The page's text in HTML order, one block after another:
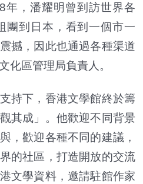
，潘耀明曾到訪世界各
團到日本，看到一個市一
撼，因此也通過各種渠道
化區管理局負責人。
持下，香港文學館終於籌
其成」。他歡迎不同背景
，歡迎各種不同的建議，
的社區，打造開放的交流
文學資料，邀請駐館作家